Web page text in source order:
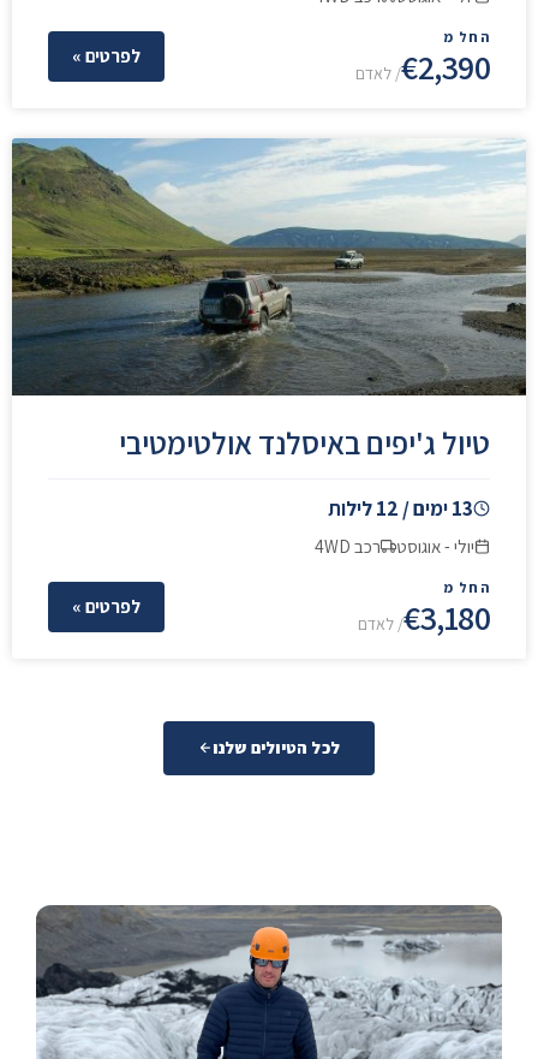
החל מ
€2,390/ לאדם
לפרטים »
טיול ג'יפים באיסלנד אולטימטיבי
13 ימים / 12 לילות
יולי - אוגוסט רכב 4WD
החל מ
€3,180/ לאדם
לפרטים »
לכל הטיולים שלנו